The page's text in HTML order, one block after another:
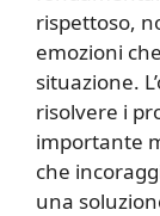
rispettoso,
emozioni
situazione.
risolvere i
importante
che
una